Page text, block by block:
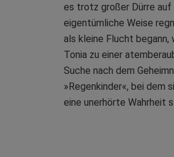
es trotz großer Dürre auf
eigentümliche Weise
als kleine Flucht begann,
Tonia zu einer
Suche nach dem
»Regenkinder«, bei dem
eine unerhörte Wahrheit